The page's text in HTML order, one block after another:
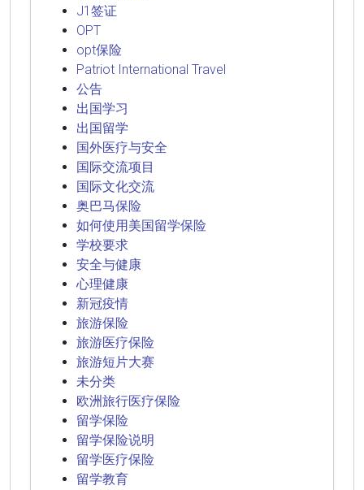
J1签证
OPT
opt保险
Patriot International Travel
公告
出国学习
出国留学
国外医疗与安全
国际交流项目
国际文化交流
奥巴马保险
如何使用美国留学保险
学校要求
安全与健康
心理健康
新冠疫情
旅游保险
旅游医疗保险
旅游短片大赛
未分类
欧洲旅行医疗保险
留学保险
留学保险说明
留学医疗保险
留学教育